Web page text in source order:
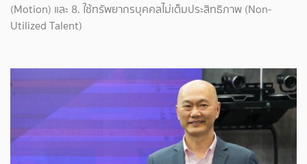
(Motion) และ 8. ใช้ทรัพยากรบุคคลไม่เต็มประสิทธิภาพ (Non-
Utilized Talent)